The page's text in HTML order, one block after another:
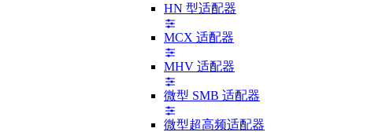
HN 型适配器
MCX 适配器
MHV 适配器
微型 SMB 适配器
微型超高频适配器